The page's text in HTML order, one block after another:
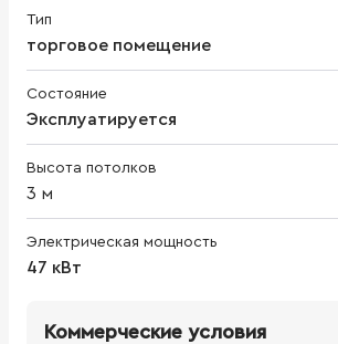
Тип
торговое помещение
Состояние
Эксплуатируется
Высота потолков
3 м
Электрическая мощность
47 кВт
Коммерческие условия